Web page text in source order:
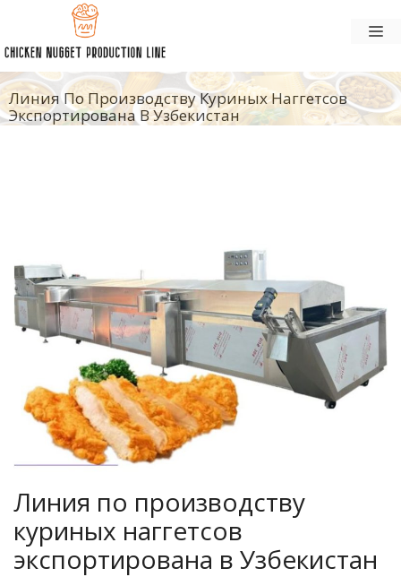
содержанию
Линия По Производству Куриных Наггетсов
Экспортирована В Узбекистан
Линия по производству
куриных наггетсов
экспортирована в Узбекистан